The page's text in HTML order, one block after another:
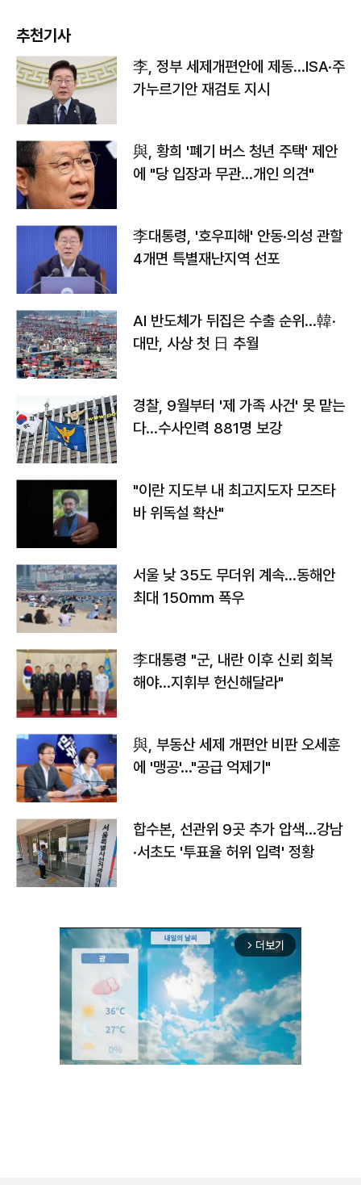
추천기사
李, 정부 세제개편안에 제동…ISA·주
가누르기안 재검토 지시
與, 황희 '폐기 버스 청년 주택' 제안
에 "당 입장과 무관…개인 의견"
李대통령, '호우피해' 안동·의성 관할
4개면 특별재난지역 선포
AI 반도체가 뒤집은 수출 순위…韓·
대만, 사상 첫 日 추월
경찰, 9월부터 '제 가족 사건' 못 맡는
다…수사인력 881명 보강
"이란 지도부 내 최고지도자 모즈타
바 위독설 확산"
서울 낮 35도 무더위 계속…동해안
최대 150㎜ 폭우
李대통령 "군, 내란 이후 신뢰 회복
해야…지휘부 헌신해달라"
與, 부동산 세제 개편안 비판 오세훈
에 '맹공'…"공급 억제기"
합수본, 선관위 9곳 추가 압색…강남
·서초도 '투표율 허위 입력' 정황
arrow_forward_ios 더보기